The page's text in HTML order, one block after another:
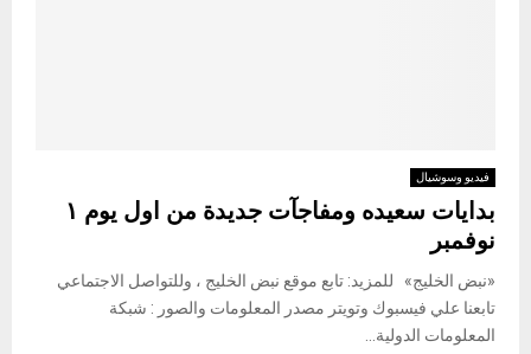
فيديو وسوشيال
بدايات سعيده ومفاجآت جديدة من اول يوم ١
نوفمبر
«نبض الخليج» للمزيد: تابع موقع نبض الخليج ، وللتواصل الاجتماعي
تابعنا علي فيسبوك وتويتر مصدر المعلومات والصور : شبكة
المعلومات الدولية...